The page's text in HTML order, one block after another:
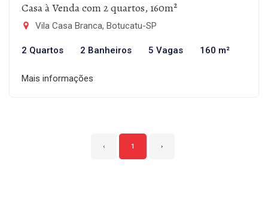
Casa à Venda com 2 quartos, 160m²
Vila Casa Branca, Botucatu-SP
2 Quartos 2 Banheiros 5 Vagas 160 m²
Mais informações
‹ 1 ›